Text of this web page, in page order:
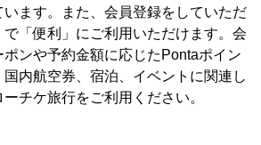
ます。また、会員登録をしていただ
で「便利」にご利用いただけます。会
ポンや予約金額に応じたPontaポイン
国内航空券、宿泊、イベントに関連し
チケ旅行をご利用ください。